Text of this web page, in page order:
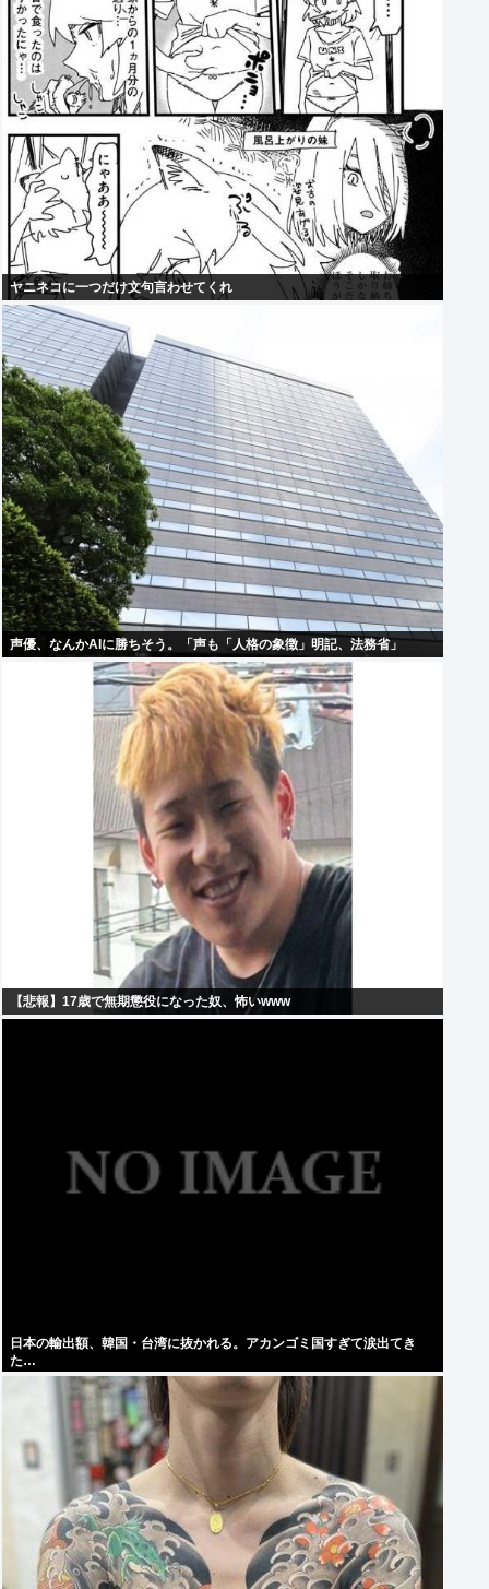
ヤニネコに一つだけ文句言わせてくれ
声優、なんかAIに勝ちそう。「声も「人格の象徴」明記、法務省」
【悲報】17歳で無期懲役になった奴、怖いwww
日本の輸出額、韓国・台湾に抜かれる。アカンゴミ国すぎて涙出てき
た…